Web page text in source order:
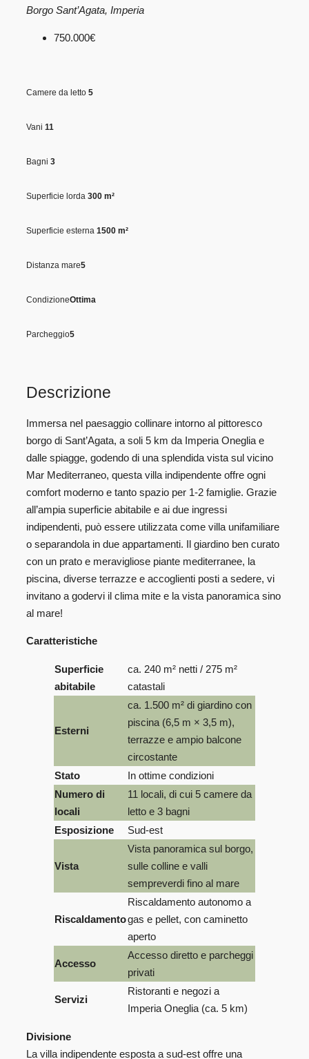
Borgo Sant’Agata, Imperia
750.000€
Camere da letto 5
Vani 11
Bagni 3
Superficie lorda 300 m²
Superficie esterna 1500 m²
Distanza mare5
CondizioneOttima
Parcheggio5
Descrizione
Immersa nel paesaggio collinare intorno al pittoresco
borgo di Sant’Agata, a soli 5 km da Imperia Oneglia e
dalle spiagge, godendo di una splendida vista sul vicino
Mar Mediterraneo, questa villa indipendente offre ogni
comfort moderno e tanto spazio per 1-2 famiglie. Grazie
all’ampia superficie abitabile e ai due ingressi
indipendenti, può essere utilizzata come villa unifamiliare
o separandola in due appartamenti. Il giardino ben curato
con un prato e meravigliose piante mediterranee, la
piscina, diverse terrazze e accoglienti posti a sedere, vi
invitano a godervi il clima mite e la vista panoramica sino
al mare!
Caratteristiche
Superficie
abitabile
ca. 240 m² netti / 275 m²
catastali
Esterni
ca. 1.500 m² di giardino con
piscina (6,5 m × 3,5 m),
terrazze e ampio balcone
circostante
Stato
In ottime condizioni
Numero di
locali
11 locali, di cui 5 camere da
letto e 3 bagni
Esposizione
Sud-est
Vista
Vista panoramica sul borgo,
sulle colline e valli
sempreverdi fino al mare
Riscaldamento
Riscaldamento autonomo a
gas e pellet, con caminetto
aperto
Accesso
Accesso diretto e parcheggi
privati
Servizi
Ristoranti e negozi a
Imperia Oneglia (ca. 5 km)
Divisione
La villa indipendente esposta a sud-est offre una